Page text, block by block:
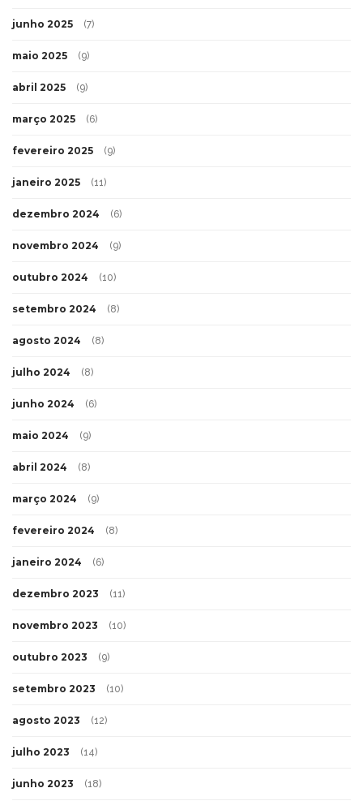
junho 2025 (7)
maio 2025 (9)
abril 2025 (9)
março 2025 (6)
fevereiro 2025 (9)
janeiro 2025 (11)
dezembro 2024 (6)
novembro 2024 (9)
outubro 2024 (10)
setembro 2024 (8)
agosto 2024 (8)
julho 2024 (8)
junho 2024 (6)
maio 2024 (9)
abril 2024 (8)
março 2024 (9)
fevereiro 2024 (8)
janeiro 2024 (6)
dezembro 2023 (11)
novembro 2023 (10)
outubro 2023 (9)
setembro 2023 (10)
agosto 2023 (12)
julho 2023 (14)
junho 2023 (18)